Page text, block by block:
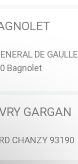
DE GAULLE
Bagnolet
GARGAN
CHANZY 93190